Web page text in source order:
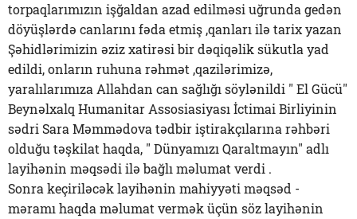
torpaqlarımızın işğaldan azad edilməsi uğrunda gedən
döyüşlərdə canlarını fəda etmiş ,qanları ilə tarix yazan
Şəhidlərimizin əziz xatirəsi bir dəqiqəlik sükutla yad
edildi, onların ruhuna rəhmət ,qazilərimizə,
yaralılarımıza Allahdan can sağlığı söylənildi " El Gücü"
Beynəlxalq Humanitar Assosiasiyası İctimai Birliyinin
sədri Sara Məmmədova tədbir iştirakçılarına rəhbəri
olduğu təşkilat haqda, " Dünyamızı Qaraltmayın" adlı
layihənin məqsədi ilə bağlı məlumat verdi .
Sonra keçiriləcək layihənin mahiyyəti məqsəd -
məramı haqda məlumat vermək üçün söz layihənin